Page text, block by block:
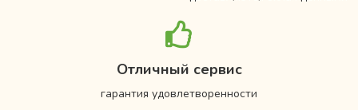
Отличный сервис
гарантия удовлетворенности